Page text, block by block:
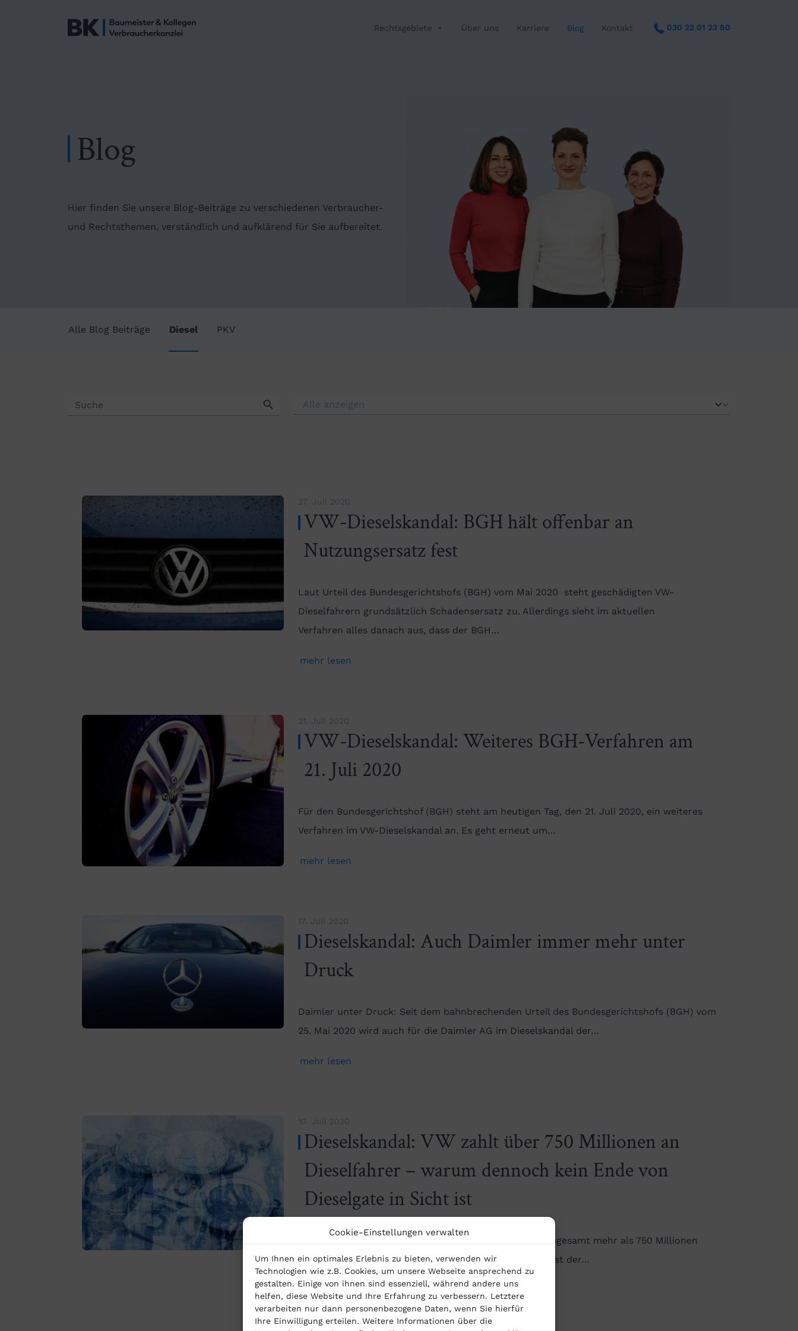
Cookie-Einstellungen verwalten
Um Ihnen ein optimales Erlebnis zu bieten, verwenden wir
Technologien wie z.B. Cookies, um unsere Webseite ansprechend zu
gestalten. Einige von ihnen sind essenziell, während andere uns
helfen, diese Website und Ihre Erfahrung zu verbessern. Letztere
verarbeiten nur dann personenbezogene Daten, wenn Sie hierfür
Ihre Einwilligung erteilen. Weitere Informationen über die
Rechtsgebiete Über uns Karriere Blog Kontakt 030 22 01 23 80
Blog
Hier finden Sie unsere Blog-Beiträge zu verschiedenen Verbraucher-
und Rechtsthemen, verständlich und aufklärend für Sie aufbereitet.
Alle Blog Beiträge Diesel PKV
for:
27. Juli 2020
VW-Dieselskandal: BGH hält offenbar an
Nutzungsersatz fest
Laut Urteil des Bundesgerichtshofs (BGH) vom Mai 2020 steht geschädigten VW-
Dieselfahrern grundsätzlich Schadensersatz zu. Allerdings sieht im aktuellen
Verfahren alles danach aus, dass der BGH…
mehr lesen
21. Juli 2020
VW-Dieselskandal: Weiteres BGH-Verfahren am
21. Juli 2020
Für den Bundesgerichtshof (BGH) steht am heutigen Tag, den 21. Juli 2020, ein weiteres
Verfahren im VW-Dieselskandal an. Es geht erneut um…
mehr lesen
17. Juli 2020
Dieselskandal: Auch Daimler immer mehr unter
Druck
Daimler unter Druck: Seit dem bahnbrechenden Urteil des Bundesgerichtshofs (BGH) vom
25. Mai 2020 wird auch für die Daimler AG im Dieselskandal der…
mehr lesen
10. Juli 2020
Dieselskandal: VW zahlt über 750 Millionen an
Dieselfahrer – warum dennoch kein Ende von
Dieselgate in Sicht ist
Die Volkswagen AG hat im Rahmen eines Vergleiches insgesamt mehr als 750 Millionen
Euro an geschädigte Dieselfahrer ausgezahlt. Laut VW ist der…
mehr lesen